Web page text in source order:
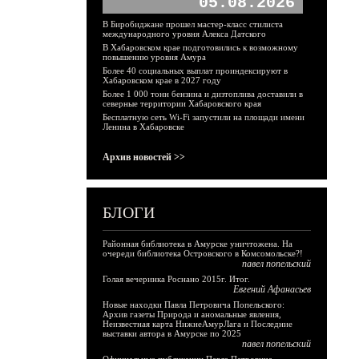
В Биробиджане прошел мастер-класс стилиста
международного уровня Алекса Датского
В Хабаровском крае подготовились к возможному
повышению уровня Амура
Более 40 социальных выплат проиндексируют в
Хабаровском крае в 2027 году
Более 1 000 тонн бензина и дизтоплива доставили в
северные территории Хабаровского края
Бесплатную сеть Wi-Fi запустили на площади имени
Ленина в Хабаровске
Архив новостей >>
БЛОГИ
Районная библиотека в Амурске уничтожена. На
очереди библиотека Островского в Комсомольске?!
павел попельский
Голая вечеринка Роснано 2015г. Итог.
Евгений Афанасьев
Новые находки Павла Петровича Попельского:
Архив газеты Природа и аномальные явления,
Неизвестная карта НижнеАмурЛага и Последние
выставки автора в Амурске по 2025
павел попельский